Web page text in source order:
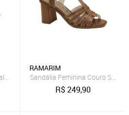
Baixo Ramarim 2548105-5
RAMARIM
Sandália Feminina Couro Salto
R$249,90